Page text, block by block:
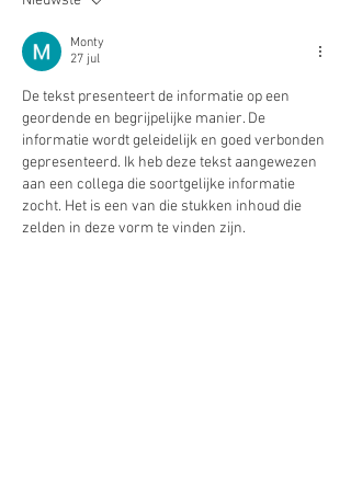
Monty
27 jul
De tekst presenteert de informatie op een
geordende en begrijpelijke manier. De
informatie wordt geleidelijk en goed verbonden
gepresenteerd. Ik heb deze tekst aangewezen
aan een collega die soortgelijke informatie
zocht. Het is een van die stukken inhoud die
zelden in deze vorm te vinden zijn.